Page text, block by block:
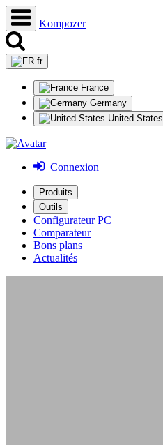
Kompozer
fr
France
Germany
United States
Connexion
Produits
Outils
Configurateur PC
Comparateur
Bons plans
Actualités